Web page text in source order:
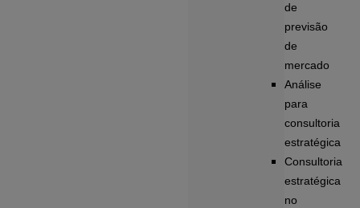
de
previsão
de
mercado
Análise
para
consultoria
estratégica
Consultoria
estratégica
no